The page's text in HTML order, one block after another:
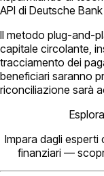
API di Deutsche
Il metodo plug-and-
capitale circolante,
tracciamento dei
beneficiari saranno
riconciliazione sarà
Impara dagli esperti
finanziari —